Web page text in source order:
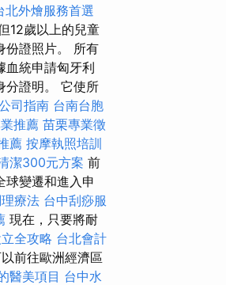
北外燴服務首選
12歲以上的兒童
份證照片。 所有
血統申請匈牙利
分證明。 它使所
司指南 台南台胞
推薦 苗栗專業徵
薦 按摩執照培訓
潔300元方案 前
球變遷和進入申
療法 台中刮痧服
現在，只要將耐
全攻略 台北會計
前往歐洲經濟區
醫美項目 台中水